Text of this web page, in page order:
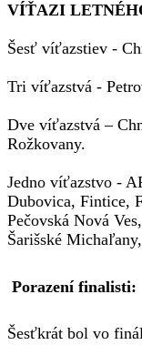
VÍŤAZI
Šesť víťazstiev -
Tri víťazstvá -
Dve víťazstvá –
Rožkovany.
Jedno víťazstvo -
Dubovica, Fintice,
Pečovská Nová
Šarišské
Porazení finalisti:
Šesťkrát bol vo